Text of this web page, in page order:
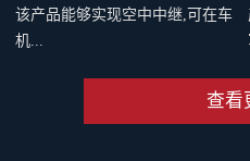
更多负载拓展。Delivery App、大
疆司运、全新大疆运服App，多
巡检车（面议）
该产品能够实现空中中继,可在车
机...
查看